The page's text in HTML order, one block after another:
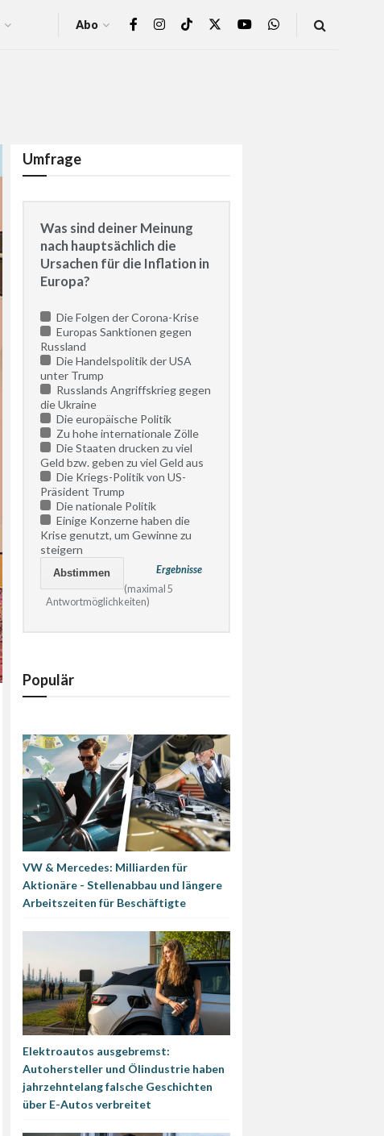
Abo
Umfrage
Was sind deiner Meinung
nach hauptsächlich die
Ursachen für die Inflation in
Europa?
Die Folgen der Corona-Krise
Europas Sanktionen gegen
Russland
Die Handelspolitik der USA
unter Trump
Russlands Angriffskrieg gegen
die Ukraine
Die europäische Politik
Zu hohe internationale Zölle
Die Staaten drucken zu viel
Geld bzw. geben zu viel Geld aus
Die Kriegs-Politik von US-
Präsident Trump
Die nationale Politik
Einige Konzerne haben die
Krise genutzt, um Gewinne zu
steigern
Ergebnisse
(maximal 5
Antwortmöglichkeiten)
Populär
VW & Mercedes: Milliarden für
Aktionäre - Stellenabbau und längere
Arbeitszeiten für Beschäftigte
Elektroautos ausgebremst:
Autohersteller und Ölindustrie haben
jahrzehntelang falsche Geschichten
über E-Autos verbreitet